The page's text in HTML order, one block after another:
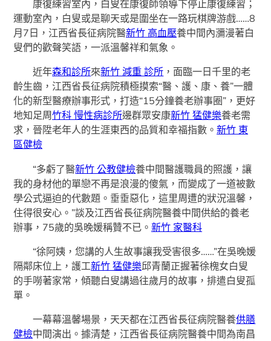
康復練習室內，白叟在康復師領導下停止康復練習；
運動室內，白叟或是聊天或是圍坐在一路玩棋牌游戲……8
月7日，江西省長征病院醫新竹 高血壓養中間內瀰漫著白
叟們的歡聲笑語，一派溫馨祥和氣象。
近年森和診所來新竹 減重 診所 ，面臨一日千里的老
齡生齒，江西省長征病院積極摸索“醫、護、康、養”一體
化的新型醫療辦事形式，打造“15分鐘養老辦事圈”，更好
地知足周竹科 慢性病診所邊群眾安康新竹 猛健樂養老需
求，晉陞老年人的生涯東西的品質和幸福指數。新竹 東
區健檢
“多虧了醫新竹 公教健檢養中間醫護職員的照護，讓
我的身材他的單戀不再是浪漫的傻氣，而變成了一道被數
學公式逼迫的代數題。垂垂惡化，這里周遭的狀況溫馨，
住得很安心。”談及江西省長征病院醫養中間供給的養老
辦事，75歲的吳晚媛稱贊不已。新竹 家醫科
“徐阿姨，您講的人生故事讓我受害很多……”在吳晚媛
隔鄰床位上，護工新竹 猛健樂邱青蘭正握著徐槐女白叟
的手嘮著家常，傾聽白叟講過往歲月的故事，排遣白叟孤
單。
一幕幕溫馨場景，天天都在江西省長征病院醫養供膳
健檢中間演出。據清楚，江西省長征病院醫養中間為南昌